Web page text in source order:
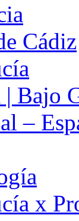
Cádiz
Bajo
–
x